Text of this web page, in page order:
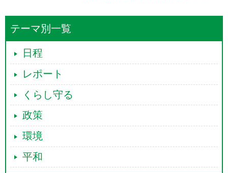
テーマ別一覧
日程
レポート
くらし守る
政策
環境
平和